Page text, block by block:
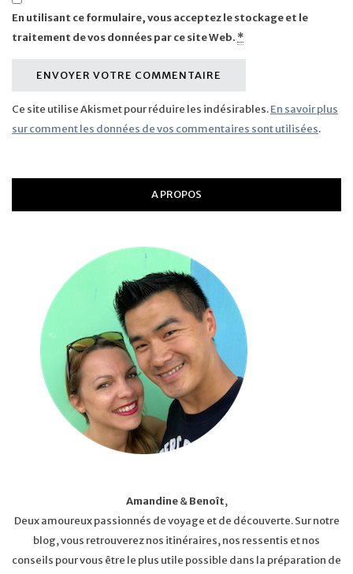
En utilisant ce formulaire, vous acceptez le stockage et le
traitement de vos données par ce site Web. *
Ce site utilise Akismet pour réduire les indésirables.En savoir plus
sur comment les données de vos commentaires sont utilisées.
A PROPOS
Amandine&Benoît,
Deux amoureux passionnés de voyage et de découverte. Sur notre
blog, vous retrouverez nos itinéraires, nos ressentis et nos
conseils pour vous être le plus utile possible dans la préparation de